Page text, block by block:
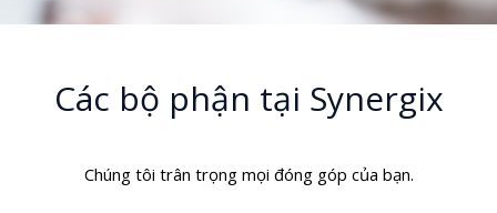
Các bộ phận tại Synergix
Chúng tôi trân trọng mọi đóng góp của bạn.